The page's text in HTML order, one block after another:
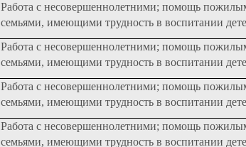
Работа с несовершеннолетними; помощь
семьями, имеющими трудность в воспитании
Работа с несовершеннолетними; помощь
семьями, имеющими трудность в воспитании
Работа с несовершеннолетними; помощь
семьями, имеющими трудность в воспитании
Работа с несовершеннолетними; помощь
семьями, имеющими трудность в воспитании